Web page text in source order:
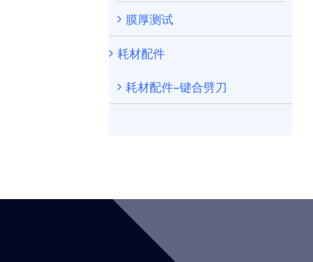
膜厚测试
耗材配件
耗材配件-键合劈刀